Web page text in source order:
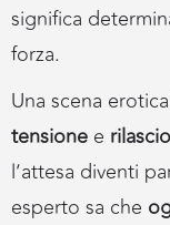
significa
forza.
Una scena
tensione e rilascio
l’attesa diventi
esperto sa che